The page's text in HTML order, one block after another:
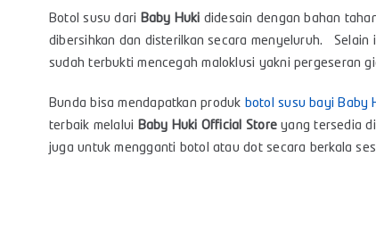
Botol susu dari Baby Huki didesain dengan bahan
dibersihkan dan disterilkan secara menyeluruh. Selain
sudah terbukti mencegah maloklusi yakni pergeseran
Bunda bisa mendapatkan produk botol susu bayi Baby
terbaik melalui Baby Huki Official Storeyang tersedia
juga untuk mengganti botol atau dot secara berkala